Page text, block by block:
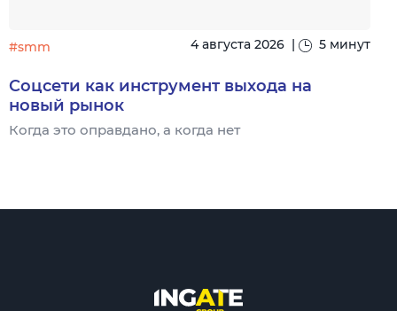
#smm 4 августа 2026 | 5 минут
Соцсети как инструмент выхода на
новый рынок
Когда это оправдано, а когда нет